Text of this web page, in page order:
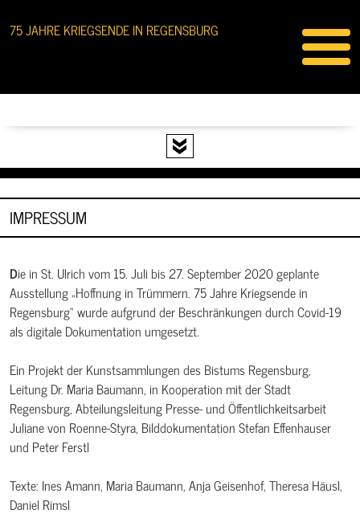
75 JAHRE KRIEGSENDE IN REGENSBURG
IMPRESSUM
Die in St. Ulrich vom 15. Juli bis 27. September 2020 geplante
Ausstellung „Hoffnung in Trümmern. 75 Jahre Kriegsende in
Regensburg“ wurde aufgrund der Beschränkungen durch Covid-19
als digitale Dokumentation umgesetzt.
Ein Projekt der Kunstsammlungen des Bistums Regensburg,
Leitung Dr. Maria Baumann, in Kooperation mit der Stadt
Regensburg, Abteilungsleitung Presse- und Öffentlichkeitsarbeit
Juliane von Roenne-Styra, Bilddokumentation Stefan Effenhauser
und Peter Ferstl
Texte: Ines Amann, Maria Baumann, Anja Geisenhof, Theresa Häusl,
Daniel Rimsl